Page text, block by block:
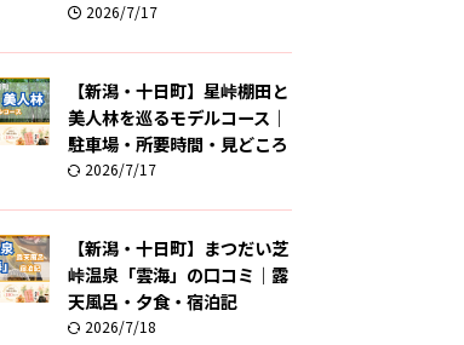
2026/7/17
【新潟・十日町】星峠棚田と
美人林を巡るモデルコース｜
駐車場・所要時間・見どころ
2026/7/17
【新潟・十日町】まつだい芝
峠温泉「雲海」の口コミ｜露
天風呂・夕食・宿泊記
2026/7/18